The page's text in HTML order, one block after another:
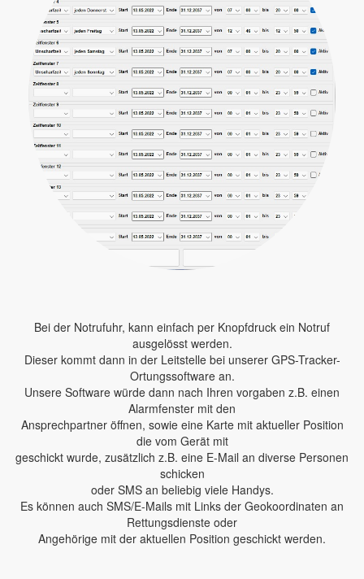
Bei der Notrufuhr, kann einfach per Knopfdruck ein Notruf
ausgelösst werden.
Dieser kommt dann in der Leitstelle bei unserer GPS-Tracker-
Ortungssoftware an.
Unsere Software würde dann nach Ihren vorgaben z.B. einen
Alarmfenster mit den
Ansprechpartner öffnen, sowie eine Karte mit aktueller Position
die vom Gerät mit
geschickt wurde, zusätzlich z.B. eine E-Mail an diverse Personen
schicken
oder SMS an beliebig viele Handys.
Es können auch SMS/E-Mails mit Links der Geokoordinaten an
Rettungsdienste oder
Angehörige mit der aktuellen Position geschickt werden.